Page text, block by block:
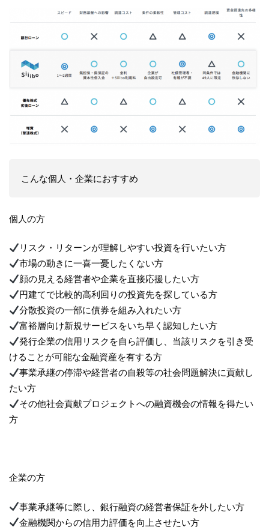
こんな個人・企業におすすめ
個人の方
リスク・リターンが理解しやすい投資を行いたい方
市場の動きに一喜一憂したくない方
顔の見える経営者や企業を直接応援したい方
円建てで比較的高利回りの投資先を探している方
分散投資の一部に債券を組み入れたい方
富裕層向け新規サービスをいち早く認知したい方
発行企業の信用リスクを自ら評価し、当該リスクを引き受
けることが可能な金融資産を有する方
事業承継の停滞や経営者の自殺等の社会問題解決に貢献し
たい方
その他社会貢献プロジェクトへの融資機会の情報を得たい
方
企業の方
事業承継等に際し、銀行融資の経営者保証を外したい方
金融機関からの信用力評価を向上させたい方